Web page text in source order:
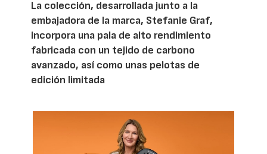
La colección, desarrollada junto a la
embajadora de la marca, Stefanie Graf,
incorpora una pala de alto rendimiento
fabricada con un tejido de carbono
avanzado, así como unas pelotas de
edición limitada